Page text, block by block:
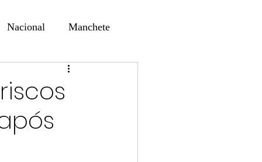
Nacional Manchete
Digital